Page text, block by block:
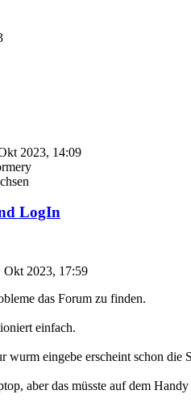
2023, 14:09
LogIn
Okt 2023, 17:59
das Forum zu finden.
einfach.
wurm eingebe erscheint schon die
aber das müsste auf dem